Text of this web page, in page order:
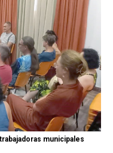
municipales